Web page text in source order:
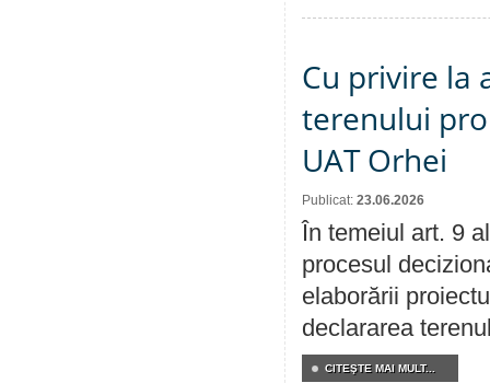
Cu privire la
terenului
UAT Orhei
Publicat: 23.06.2026
În temeiul art. 9
procesul
elaborării
declararea
CITEŞTE MAI MULT...